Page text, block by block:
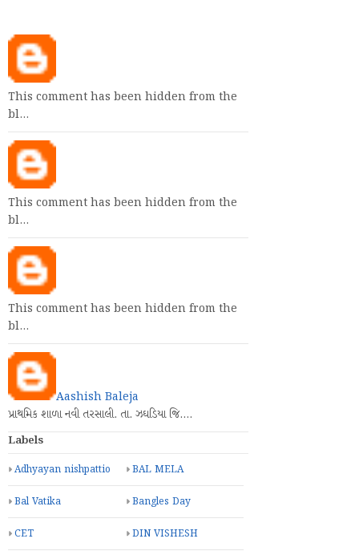
This comment has been hidden from the
bl…
This comment has been hidden from the
bl…
This comment has been hidden from the
bl…
Aashish Baleja
પ્રાથમિક શાળા નવી તરસાલી. તા. ઝઘડિયા જિ.…
Labels
Adhyayan nishpattio BAL MELA
Bal Vatika Bangles Day
CET DIN VISHESH